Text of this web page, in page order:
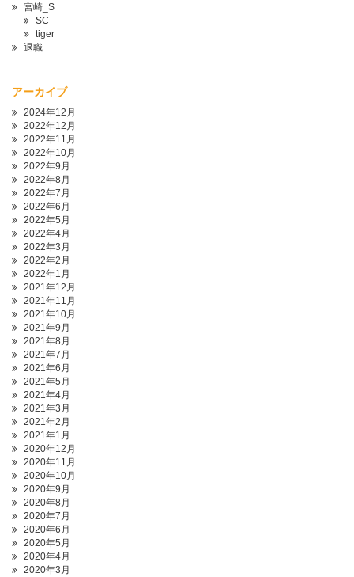
宮崎_S
SC
tiger
退職
アーカイブ
2024年12月
2022年12月
2022年11月
2022年10月
2022年9月
2022年8月
2022年7月
2022年6月
2022年5月
2022年4月
2022年3月
2022年2月
2022年1月
2021年12月
2021年11月
2021年10月
2021年9月
2021年8月
2021年7月
2021年6月
2021年5月
2021年4月
2021年3月
2021年2月
2021年1月
2020年12月
2020年11月
2020年10月
2020年9月
2020年8月
2020年7月
2020年6月
2020年5月
2020年4月
2020年3月